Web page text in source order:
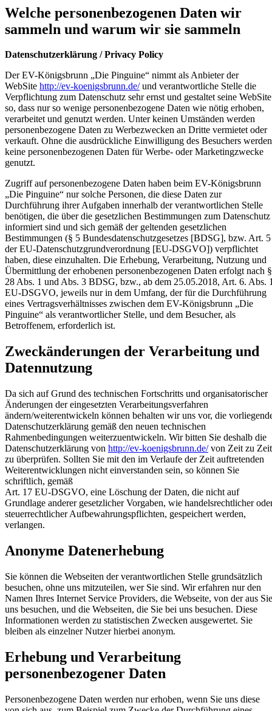
Welche personenbezogenen Daten wir
sammeln und warum wir sie sammeln
Datenschutzerklärung / Privacy Policy
Der EV-Königsbrunn „Die Pinguine“ nimmt als Anbieter der
WebSite http://ev-koenigsbrunn.de/und verantwortliche Stelle die
Verpflichtung zum Datenschutz sehr ernst und gestaltet seine WebSite
so, dass nur so wenige personenbezogene Daten wie nötig erhoben,
verarbeitet und genutzt werden. Unter keinen Umständen werden
personenbezogene Daten zu Werbezwecken an Dritte vermietet oder
verkauft. Ohne die ausdrückliche Einwilligung des Besuchers werden
keine personenbezogenen Daten für Werbe- oder Marketingzwecke
genutzt.
Zugriff auf personenbezogene Daten haben beim EV-Königsbrunn
„Die Pinguine“ nur solche Personen, die diese Daten zur
Durchführung ihrer Aufgaben innerhalb der verantwortlichen Stelle
benötigen, die über die gesetzlichen Bestimmungen zum Datenschutz
informiert sind und sich gemäß der geltenden gesetzlichen
Bestimmungen (§ 5 Bundesdatenschutzgesetzes [BDSG], bzw. Art. 5
der EU-Datenschutzgrundverordnung [EU-DSGVO]) verpflichtet
haben, diese einzuhalten. Die Erhebung, Verarbeitung, Nutzung und
Übermittlung der erhobenen personenbezogenen Daten erfolgt nach §
28 Abs. 1 und Abs. 3 BDSG, bzw., ab dem 25.05.2018, Art. 6. Abs.
EU-DSGVO, jeweils nur in dem Umfang, der für die Durchführung
eines Vertragsverhältnisses zwischen dem EV-Königsbrunn „Die
Pinguine“ als verantwortlicher Stelle, und dem Besucher, als
Betroffenem, erforderlich ist.
Zweckänderungen der Verarbeitung und
Datennutzung
Da sich auf Grund des technischen Fortschritts und organisatorischer
Änderungen der eingesetzten Verarbeitungsverfahren
ändern/weiterentwickeln können behalten wir uns vor, die
Datenschutzerklärung gemäß den neuen technischen
Rahmenbedingungen weiterzuentwickeln. Wir bitten Sie deshalb die
Datenschutzerklärung von http://ev-koenigsbrunn.de/von Zeit zu Zeit
zu überprüfen. Sollten Sie mit den im Verlaufe der Zeit auftretenden
Weiterentwicklungen nicht einverstanden sein, so können Sie
schriftlich, gemäß
Art. 17 EU-DSGVO, eine Löschung der Daten, die nicht auf
Grundlage anderer gesetzlicher Vorgaben, wie handelsrechtlicher
steuerrechtlicher Aufbewahrungspflichten, gespeichert werden,
verlangen.
Anonyme Datenerhebung
Sie können die Webseiten der verantwortlichen Stelle grundsätzlich
besuchen, ohne uns mitzuteilen, wer Sie sind. Wir erfahren nur den
Namen Ihres Internet Service Providers, die Webseite, von der aus Sie
uns besuchen, und die Webseiten, die Sie bei uns besuchen. Diese
Informationen werden zu statistischen Zwecken ausgewertet. Sie
bleiben als einzelner Nutzer hierbei anonym.
Erhebung und Verarbeitung
personenbezogener Daten
Personenbezogene Daten werden nur erhoben, wenn Sie uns diese